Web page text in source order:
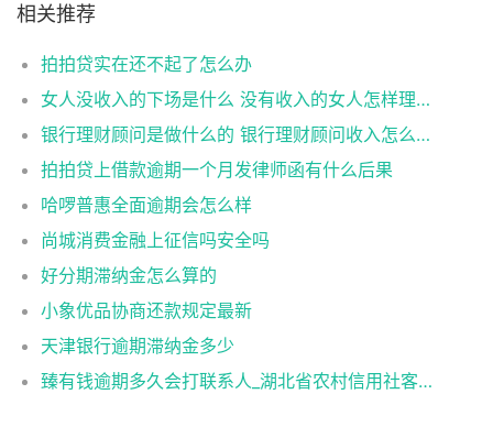
相关推荐
拍拍贷实在还不起了怎么办
女人没收入的下场是什么 没有收入的女人怎样理财
银行理财顾问是做什么的 银行理财顾问收入怎么样
拍拍贷上借款逾期一个月发律师函有什么后果
哈啰普惠全面逾期会怎么样
尚城消费金融上征信吗安全吗
好分期滞纳金怎么算的
小象优品协商还款规定最新
天津银行逾期滞纳金多少
臻有钱逾期多久会打联系人_湖北省农村信用社客服电话,零钱通限额人工客服电话